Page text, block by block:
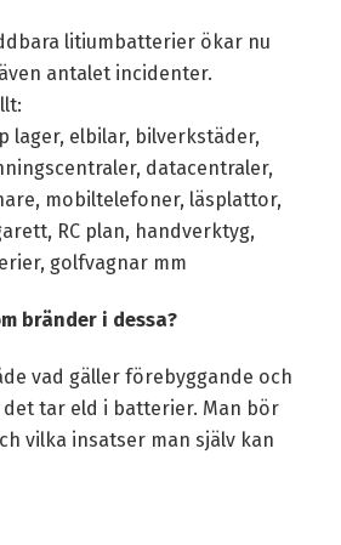
litiumbatterier ökar nu
antalet incidenter.
lager, elbilar, bilverkstäder,
datacentraler,
mobiltelefoner, läsplattor,
RC plan, handverktyg,
golfvagnar mm
bränder i dessa?
vad gäller förebyggande och
tar eld i batterier. Man bör
vilka insatser man själv kan